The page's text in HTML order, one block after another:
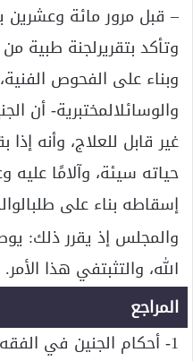
– قبل مرور مائة وعشرين
وتأكد بتقريرلجنة طبية
وبناء على الفحوص
والوسائلالمختبرية- أن
غير قابل للعلاج، وأنه
حياته سيئة، وآلامًا
إسقاطه بناء على
والمجلس إذ يقرر ذلك:
الله، والتثبتفي هذا
المراجع
1- أحكام الجنين في